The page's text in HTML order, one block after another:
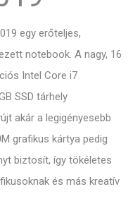
egy erőteljes,
notebook. A nagy, 16
Intel Core i7
SSD tárhely
akár a legigényesebb
grafikus kártya pedig
biztosít, így tökéletes
és más kreatív